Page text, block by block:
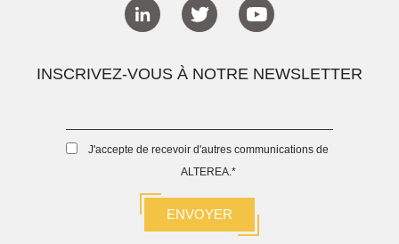
INSCRIVEZ-VOUS À NOTRE NEWSLETTER
J'accepte de recevoir d'autres communications de
ALTEREA. *